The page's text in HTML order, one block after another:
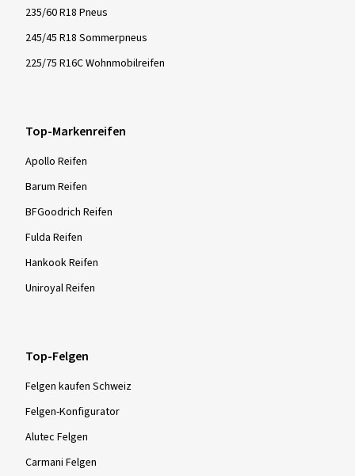
235/60 R18 Pneus
245/45 R18 Sommerpneus
225/75 R16C Wohnmobilreifen
Top-Markenreifen
Apollo Reifen
Barum Reifen
BFGoodrich Reifen
Fulda Reifen
Hankook Reifen
Uniroyal Reifen
Top-Felgen
Felgen kaufen Schweiz
Felgen-Konfigurator
Alutec Felgen
Carmani Felgen